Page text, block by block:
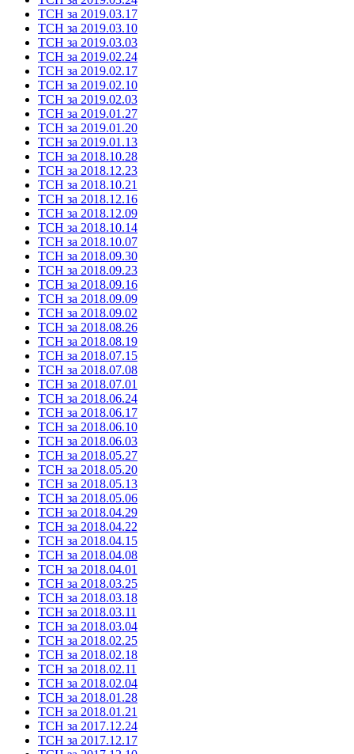
ТСН за 2019.03.17
ТСН за 2019.03.10
ТСН за 2019.03.03
ТСН за 2019.02.24
ТСН за 2019.02.17
ТСН за 2019.02.10
ТСН за 2019.02.03
ТСН за 2019.01.27
ТСН за 2019.01.20
ТСН за 2019.01.13
ТСН за 2018.10.28
ТСН за 2018.12.23
ТСН за 2018.10.21
ТСН за 2018.12.16
ТСН за 2018.12.09
ТСН за 2018.10.14
ТСН за 2018.10.07
ТСН за 2018.09.30
ТСН за 2018.09.23
ТСН за 2018.09.16
ТСН за 2018.09.09
ТСН за 2018.09.02
ТСН за 2018.08.26
ТСН за 2018.08.19
ТСН за 2018.07.15
ТСН за 2018.07.08
ТСН за 2018.07.01
ТСН за 2018.06.24
ТСН за 2018.06.17
ТСН за 2018.06.10
ТСН за 2018.06.03
ТСН за 2018.05.27
ТСН за 2018.05.20
ТСН за 2018.05.13
ТСН за 2018.05.06
ТСН за 2018.04.29
ТСН за 2018.04.22
ТСН за 2018.04.15
ТСН за 2018.04.08
ТСН за 2018.04.01
ТСН за 2018.03.25
ТСН за 2018.03.18
ТСН за 2018.03.11
ТСН за 2018.03.04
ТСН за 2018.02.25
ТСН за 2018.02.18
ТСН за 2018.02.11
ТСН за 2018.02.04
ТСН за 2018.01.28
ТСН за 2018.01.21
ТСН за 2017.12.24
ТСН за 2017.12.17